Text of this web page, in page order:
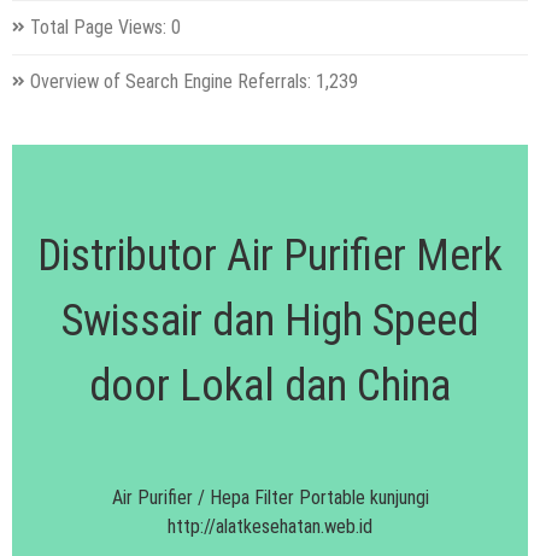
Total Page Views: 0
Overview of Search Engine Referrals: 1,239
Distributor Air Purifier Merk
Swissair dan High Speed
door Lokal dan China
Air Purifier / Hepa Filter Portable kunjungi
http://alatkesehatan.web.id